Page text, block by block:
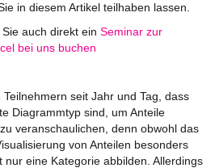
in diesem Artikel teilhaben lassen.
auch direkt ein Seminar zur
bei uns buchen
seit Jahr und Tag, dass
Diagrammtyp sind, um Anteile
veranschaulichen, denn obwohl das
von Anteilen besonders
nur eine Kategorie abbilden. Allerdings